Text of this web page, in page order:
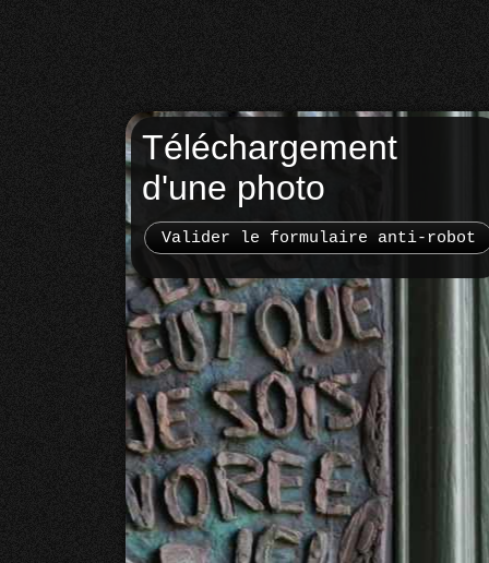
Téléchargement
d'une photo